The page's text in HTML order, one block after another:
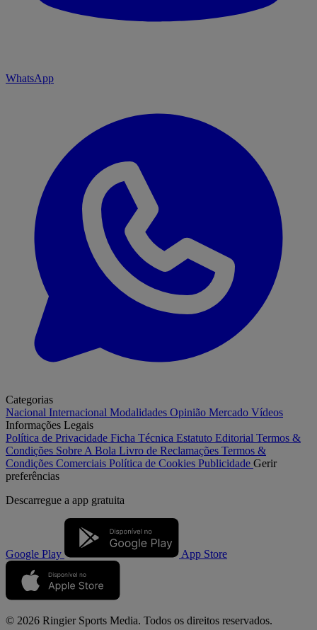
WhatsApp
Categorias
Nacional Internacional Modalidades Opinião Mercado Vídeos
Informações Legais
Política de Privacidade Ficha Técnica Estatuto Editorial Termos &
Condições Sobre A Bola Livro de Reclamações Termos &
Condições Comerciais Política de Cookies Publicidade Gerir
preferências
Descarregue a app gratuita
Google Play App Store
© 2026 Ringier Sports Media. Todos os direitos reservados.